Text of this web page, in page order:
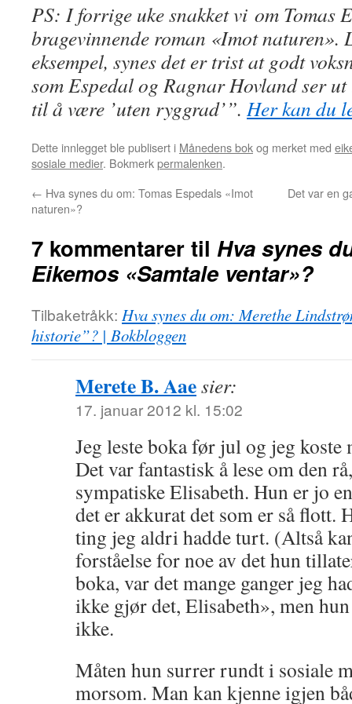
PS: I forrige uke snakket vi om Tomas
bragevinnende roman «Imot naturen».
eksempel, synes det er trist at godt
som Espedal og Ragnar Hovland ser
til å være ’uten ryggrad’”.Her kan du
Dette innlegget ble publisert i Månedens bokog merket med
sosiale medier. Bokmerkpermalenken.
← Hva synes du om: Tomas Espedals «Imot
naturen»?
Det var en
7 kommentarer til Hva synes
Eikemos «Samtale ventar»?
Tilbaketråkk: Hva synes du om: Merethe
historie”? | Bokbloggen
Merete B. Aaesier:
17. januar 2012 kl. 15:02
Jeg leste boka før jul og jeg koste
Det var fantastisk å lese om den
sympatiske Elisabeth. Hun er jo
det er akkurat det som er så flott.
ting jeg aldri hadde turt. (Altså
forståelse for noe av det hun
boka, var det mange ganger jeg
ikke gjør det, Elisabeth», men
ikke.
Måten hun surrer rundt i sosiale
morsom. Man kan kjenne igjen